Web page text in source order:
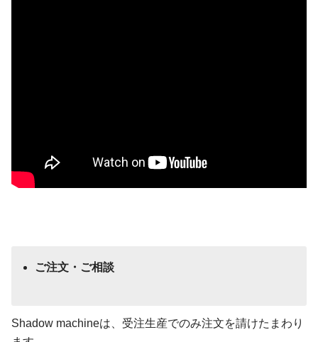
ご注文・ご相談
Shadow machineは、受注生産でのみ注文を請けたまわり